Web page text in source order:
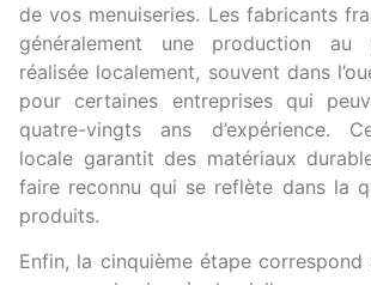
de vos menuiseries. Les fabricants
généralement une production au
réalisée localement, souvent dans
pour certaines entreprises qui
quatre-vingts ans d’expérience.
locale garantit des matériaux
faire reconnu qui se reflète dans la
produits.
Enfin, la cinquième étape